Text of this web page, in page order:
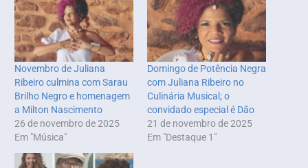
Novembro de Juliana
Ribeiro culmina com Sarau
Brilho Negro e homenagem
a Milton Nascimento
26 de novembro de 2025
Em "Música"
Domingo de Potência Negra
com Juliana Ribeiro no
Culinária Musical; o
convidado especial é Dão
21 de novembro de 2025
Em "Destaque 1"